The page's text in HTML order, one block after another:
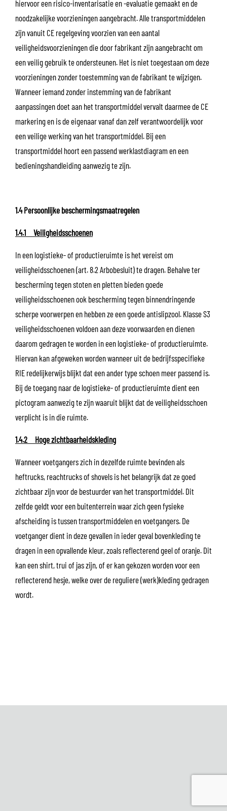
hiervoor een risico-inventarisatie en -evaluatie gemaakt en de
noodzakelijke voorzieningen aangebracht. Alle transportmiddelen
zijn vanuit CE regelgeving voorzien van een aantal
veiligheidsvoorzieningen die door fabrikant zijn aangebracht om
een veilig gebruik te ondersteunen. Het is niet toegestaan om deze
voorzieningen zonder toestemming van de fabrikant te wijzigen.
Wanneer iemand zonder instemming van de fabrikant
aanpassingen doet aan het transportmiddel vervalt daarmee de CE
markering en is de eigenaar vanaf dan zelf verantwoordelijk voor
een veilige werking van het transportmiddel. Bij een
transportmiddel hoort een passend werklastdiagram en een
bedieningshandleiding aanwezig te zijn.
1.4 Persoonlijke beschermingsmaatregelen
1.4.1 Veiligheidsschoenen
In een logistieke- of productieruimte is het vereist om
veiligheidsschoenen (art. 8.2 Arbobesluit) te dragen. Behalve ter
bescherming tegen stoten en pletten bieden goede
veiligheidsschoenen ook bescherming tegen binnendringende
scherpe voorwerpen en hebben ze een goede antislipzool. Klasse S3
veiligheidsschoenen voldoen aan deze voorwaarden en dienen
daarom gedragen te worden in een logistieke- of productieruimte.
Hiervan kan afgeweken worden wanneer uit de bedrijfsspecifieke
RIE redelijkerwijs blijkt dat een ander type schoen meer passend is.
Bij de toegang naar de logistieke- of productieruimte dient een
pictogram aanwezig te zijn waaruit blijkt dat de veiligheidsschoen
verplicht is in die ruimte.
1.4.2 Hoge zichtbaarheidskleding
Wanneer voetgangers zich in dezelfde ruimte bevinden als
heftrucks, reachtrucks of shovels is het belangrijk dat ze goed
zichtbaar zijn voor de bestuurder van het transportmiddel. Dit
zelfde geldt voor een buitenterrein waar zich geen fysieke
afscheiding is tussen transportmiddelen en voetgangers. De
voetganger dient in deze gevallen in ieder geval bovenkleding te
dragen in een opvallende kleur, zoals reflecterend geel of oranje. Dit
kan een shirt, trui of jas zijn, of er kan gekozen worden voor een
reflecterend hesje, welke over de reguliere (werk)kleding gedragen
wordt.